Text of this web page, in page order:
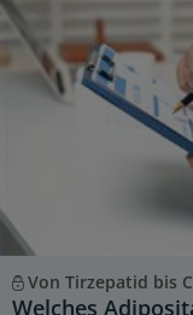
Von Tirzepatid bis
Welches